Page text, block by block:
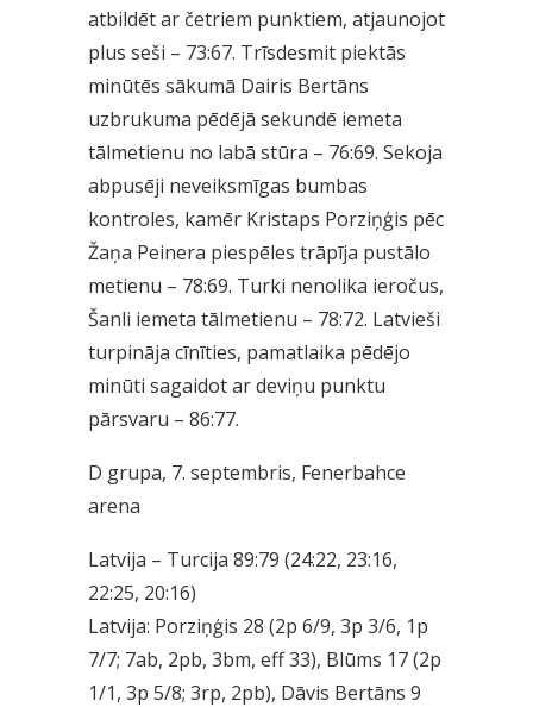
atbildēt ar četriem punktiem, atjaunojot
plus seši – 73:67. Trīsdesmit piektās
minūtēs sākumā Dairis Bertāns
uzbrukuma pēdējā sekundē iemeta
tālmetienu no labā stūra – 76:69. Sekoja
abpusēji neveiksmīgas bumbas
kontroles, kamēr Kristaps Porziņģis pēc
Žaņa Peinera piespēles trāpīja pustālo
metienu – 78:69. Turki nenolika ieročus,
Šanli iemeta tālmetienu – 78:72. Latvieši
turpināja cīnīties, pamatlaika pēdējo
minūti sagaidot ar deviņu punktu
pārsvaru – 86:77.
D grupa, 7. septembris, Fenerbahce
arena
Latvija – Turcija 89:79 (24:22, 23:16,
22:25, 20:16)
Latvija: Porziņģis 28 (2p 6/9, 3p 3/6, 1p
7/7; 7ab, 2pb, 3bm, eff 33), Blūms 17 (2p
1/1, 3p 5/8; 3rp, 2pb), Dāvis Bertāns 9